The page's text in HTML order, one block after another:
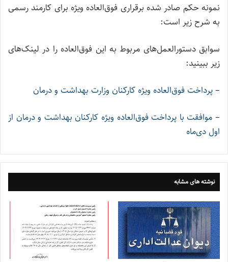
نمونه حکم صادر شده برقراری فوق‌العاده ویژه برای کارمند رسمی
به شرح زیر است:
سوابق دستورالعمل‌های مربوط به این فوق‌العاده را در لینک‌های
زیر ببینید:
–پرداخت فوق‌العاده ویژه کارکنان وزارت بهداشت و درمان
– موافقت با پرداخت فوق‌العاده ویژه کارکنان بهداشت و درمان از
اول دی‌ماه
نوشته های مشابه